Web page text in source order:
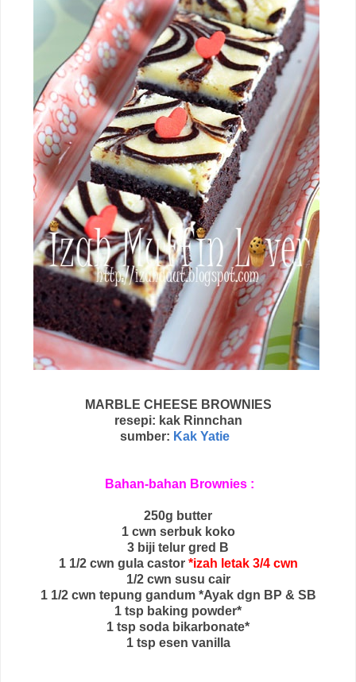
MARBLE CHEESE BROWNIES
resepi: kak Rinnchan
sumber: Kak Yatie
Bahan-bahan Brownies :
250g butter
1 cwn serbuk koko
3 biji telur gred B
1 1/2 cwn gula castor *izah letak 3/4 cwn
1/2 cwn susu cair
1 1/2 cwn tepung gandum *Ayak dgn BP & SB
1 tsp baking powder*
1 tsp soda bikarbonate*
1 tsp esen vanilla